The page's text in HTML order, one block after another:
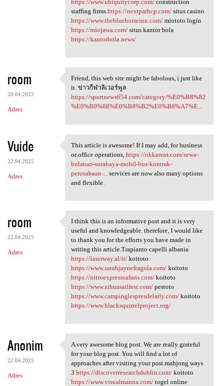
https://www.ubiquitycorp.com/construction
staffing firms https://nextpathcp.com/situs casino
https://www.thebluehorseinn.com/miototo login
https://miojawa.com/situs kantor bola
https://kantorbola.news/
room
20.04.2025
Adres
Friend, this web site might
Friend, this web site might be fabolous, i just like
it. ข่าวกีฬาลิเวอร์พูล
https://sportnews654.com/category/%E0%B8%82
%E0%B9%88%E0%B8%B2%E0%B8%A7%E...
Vuide
22.04.2025
Adres
This article is awesome! If I
This article is awesome! If I may add, for business
or office operations, https://okkarent.com/sewa-
bulanan-surabaya-mobil-bus-kontrak-
perusahaan-...
services are now also many options
and flexible.
room
22.04.2025
Adres
I think this is an
I think this is an informative post and it is very
useful and knowledgeable. therefore, I would like
to thank you for the efforts you have made in
writing this article.Trapianto capelli albania
https://laserway.al/it/koitoto
https://www.sarahjaynefragola.com/koitoto
https://nitroexpresssafaris.com/koitoto
https://www.zihuasailfest.com/pestoto
https://www.campinglespresdelarly.com/koitoto
https://www.blacksquirrelproject.org/
Anonim
22.04.2025
Adres
A very awesome blog post. We
A very awesome blog post. We are really grateful
for your blog post. You will find a lot of
approaches after visiting your post.mahjong ways
3 https://discoverresearchdublin.com/koitoto
https://www.visualmanna.com/togel online